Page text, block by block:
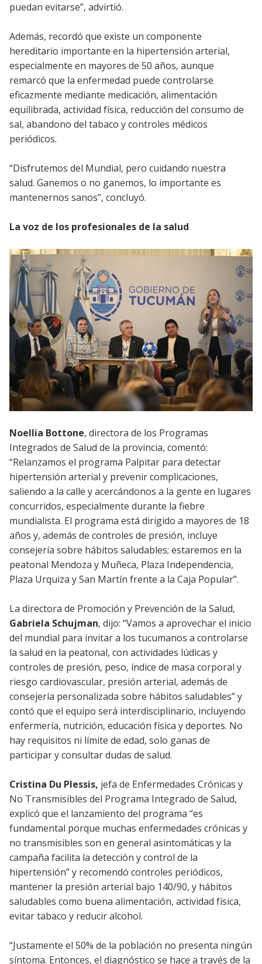
puedan evitarse”, advirtió.
Además, recordó que existe un componente
hereditario importante en la hipertensión arterial,
especialmente en mayores de 50 años, aunque
remarcó que la enfermedad puede controlarse
eficazmente mediante medicación, alimentación
equilibrada, actividad física, reducción del consumo de
sal, abandono del tabaco y controles médicos
periódicos.
“Disfrutemos del Mundial, pero cuidando nuestra
salud. Ganemos o no ganemos, lo importante es
mantenernos sanos”, concluyó.
La voz de los profesionales de la salud
Noellia Bottone, directora de los Programas
Integrados de Salud de la provincia, comentó:
“Relanzamos el programa Palpitar para detectar
hipertensión arterial y prevenir complicaciones,
saliendo a la calle y acercándonos a la gente en lugares
concurridos, especialmente durante la fiebre
mundialista. El programa está dirigido a mayores de 18
años y, además de controles de presión, incluye
consejería sobre hábitos saludables; estaremos en la
peatonal Mendoza y Muñeca, Plaza Independencia,
Plaza Urquiza y San Martín frente a la Caja Popular”.
La directora de Promoción y Prevención de la Salud,
Gabriela Schujman, dijo: “Vamos a aprovechar el inicio
del mundial para invitar a los tucumanos a controlarse
la salud en la peatonal, con actividades lúdicas y
controles de presión, peso, índice de masa corporal y
riesgo cardiovascular, presión arterial, además de
consejería personalizada sobre hábitos saludables” y
contó que el equipo será interdisciplinario, incluyendo
enfermería, nutrición, educación física y deportes. No
hay requisitos ni límite de edad, solo ganas de
participar y consultar dudas de salud.
Cristina Du Plessis, jefa de Enfermedades Crónicas y
No Transmisibles del Programa Integrado de Salud,
explicó que el lanzamiento del programa “es
fundamental porque muchas enfermedades crónicas y
no transmisibles son en general asintomáticas y la
campaña facilita la detección y control de la
hipertensión” y recomendó controles periódicos,
mantener la presión arterial bajo 140/90, y hábitos
saludables como buena alimentación, actividad física,
evitar tabaco y reducir alcohol.
“Justamente el 50% de la población no presenta ningún
síntoma. Entonces, el diagnóstico se hace a través de la